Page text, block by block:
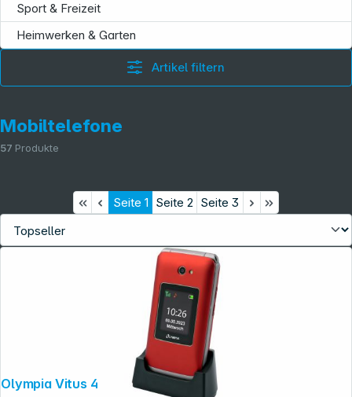
Sport & Freizeit
Heimwerken & Garten
Artikel filtern
Mobiltelefone
57 Produkte
Seite 1 Seite 2 Seite 3